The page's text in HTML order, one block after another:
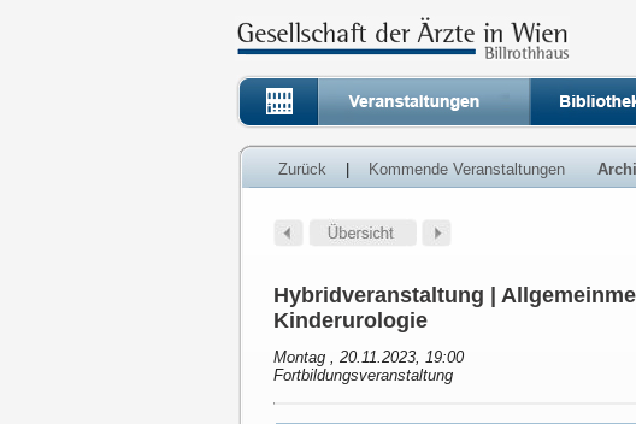
Zurück Kommende Veranstaltungen
Hybridveranstaltung |
Kinderurologie
Montag , 20.11.2023, 19:00
Fortbildungsveranstaltung